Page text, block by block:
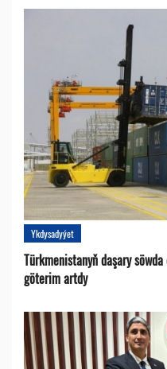
Ykdysadyýet
Türkmenistanyň daşary
göterim artdy